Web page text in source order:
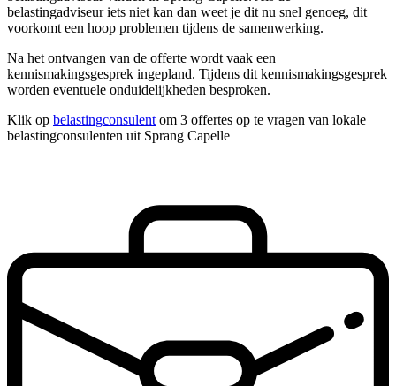
belastingadviseur iets niet kan dan weet je dit nu snel genoeg, dit
voorkomt een hoop problemen tijdens de samenwerking.
Na het ontvangen van de offerte wordt vaak een
kennismakingsgesprek ingepland. Tijdens dit kennismakingsgesprek
worden eventuele onduidelijkheden besproken.
Klik op belastingconsulent om 3 offertes op te vragen van lokale
belastingconsulenten uit Sprang Capelle